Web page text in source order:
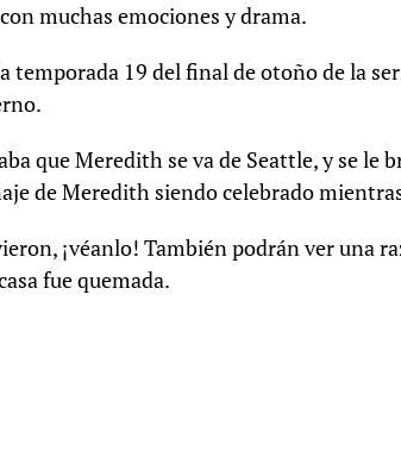
muchas emociones y drama.
temporada 19 del final de otoño de la
que Meredith se va de Seattle, y se le
de Meredith siendo celebrado
¡véanlo! También podrán ver una
fue quemada.